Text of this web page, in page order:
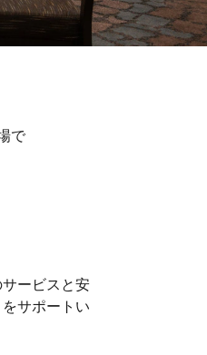
で
ービスと安
サポートい